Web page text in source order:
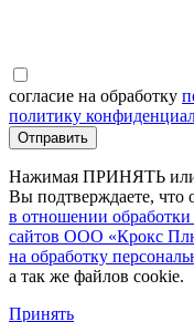
согласие на обработку
политику
Отправить
Нажимая ПРИНЯТЬ или
Вы подтверждаете, что
в отношении
сайтов ООО «Крокс
на обработку
а так же файлов cookie.
Принять